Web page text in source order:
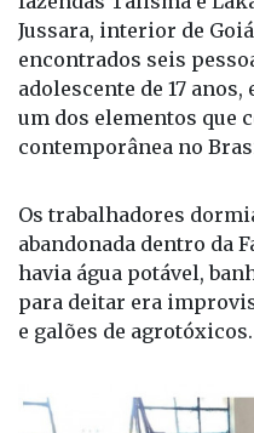
adolescente de 17 anos,
um dos elementos que
contemporânea no
Os trabalhadores
para deitar era
e galões de agrotóxicos.